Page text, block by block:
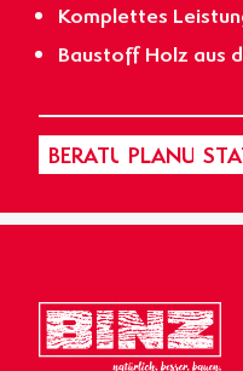
Komplettes
Baustoff Holz aus
BERATUNGPLANUNG